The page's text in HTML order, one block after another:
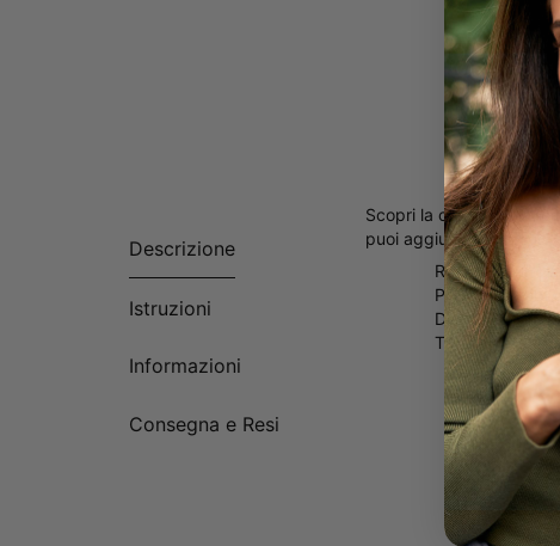
Descrizione
Istruzioni
Informazioni
Consegna e Resi
Scopri la collana Kaia
puoi aggiungere un
Realizzato in
Disponibile in
Tutte le lettere